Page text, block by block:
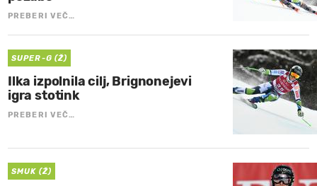
PREBERI VEČ…
SUPER-G (Ž)
Ilka izpolnila cilj, Brignonejevi
igra stotink
PREBERI VEČ…
SMUK (Ž)